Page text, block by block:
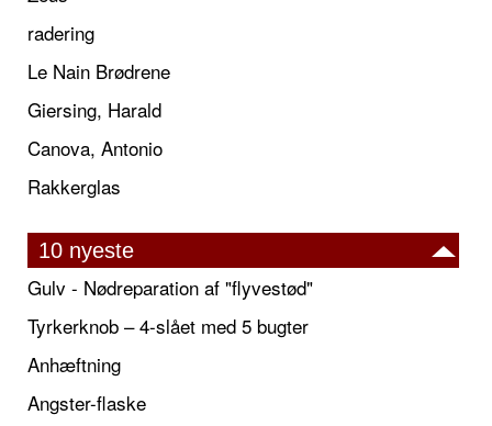
radering
Le Nain Brødrene
Giersing, Harald
Canova, Antonio
Rakkerglas
10 nyeste
Gulv - Nødreparation af "flyvestød"
Tyrkerknob – 4-slået med 5 bugter
Anhæftning
Angster-flaske